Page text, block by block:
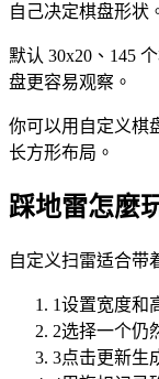
自己决定棋盘形状
默认 30x20、145
盘更容易观察。
你可以用自定义棋
长方形布局。
踩地雷怎麼
自定义扫雷适合带
1设置宽度和
2选择一个仍
3点击更新生